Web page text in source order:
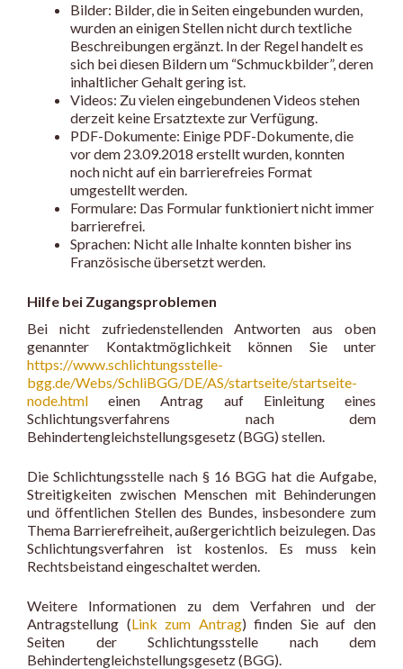
Bilder: Bilder, die in Seiten eingebunden wurden,
wurden an einigen Stellen nicht durch textliche
Beschreibungen ergänzt. In der Regel handelt es
sich bei diesen Bildern um “Schmuckbilder”, deren
inhaltlicher Gehalt gering ist.
Videos: Zu vielen eingebundenen Videos stehen
derzeit keine Ersatztexte zur Verfügung.
PDF-Dokumente: Einige PDF-Dokumente, die
vor dem 23.09.2018 erstellt wurden, konnten
noch nicht auf ein barrierefreies Format
umgestellt werden.
Formulare: Das Formular funktioniert nicht immer
barrierefrei.
Sprachen: Nicht alle Inhalte konnten bisher ins
Französische übersetzt werden.
Hilfe bei Zugangsproblemen
Bei nicht zufriedenstellenden Antworten aus oben
genannter Kontaktmöglichkeit können Sie unter
https://www.schlichtungsstelle-
bgg.de/Webs/SchliBGG/DE/AS/startseite/startseite-
node.html einen Antrag auf Einleitung eines
Schlichtungsverfahrens nach dem
Behindertengleichstellungsgesetz (BGG) stellen.
Die Schlichtungsstelle nach § 16 BGG hat die Aufgabe,
Streitigkeiten zwischen Menschen mit Behinderungen
und öffentlichen Stellen des Bundes, insbesondere zum
Thema Barrierefreiheit, außergerichtlich beizulegen. Das
Schlichtungsverfahren ist kostenlos. Es muss kein
Rechtsbeistand eingeschaltet werden.
Weitere Informationen zu dem Verfahren und der
Antragstellung (Link zum Antrag) finden Sie auf den
Seiten der Schlichtungsstelle nach dem
Behindertengleichstellungsgesetz (BGG).